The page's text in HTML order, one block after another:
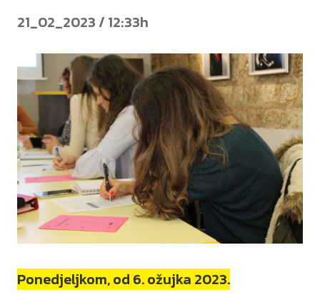
21_02_2023 / 12:33h
Ponedjeljkom, od 6. ožujka 2023.